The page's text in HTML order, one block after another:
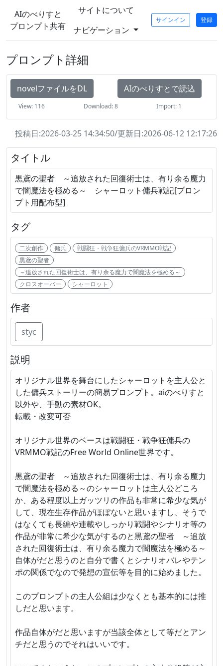
AIのべりすと
プロンプト共有
サイトについて
ナビゲーション
サインイン 登録
プロンプト詳細
novelファイルをDL AIのべりすとで読込
View: 116 Download: 8 Import: 1
投稿日:2026-03-25 14:34:50/更新日:2026-06-12 12:17:26
タイトル
黒鳶の聖者 ～追放された回復術士は、有り余る魔力
で闇魔法を極める～ シャーロット傭兵戦記[プロン
プト用配布型]
タグ
二次創作 傭兵
戦闘狂・戦争狂傭兵のVRMMO戦記
黒鳶の聖者
～追放された回復術士は、有り余る魔力で闇魔法を極める～
クロスオーバー
シャーロット
作者
styc
説明
オリジナル世界を舞台にしたシャーロットを主人公と
した傭兵ストーリーの簡易プロンプト。aiのべりすと
以外や、手動の素材OK。
転載・改変可否
オリジナル世界のベースは戦闘狂・戦争狂傭兵の
VRMMO戦記のFree World Online世界です。
黒鳶の聖者 ～追放された回復術士は、有り余る魔力
で闇魔法を極める～のシャーロットは主人公どころ
か、ある程度以上ガッツリの作品も非常に希少な気が
して、現在生存作品がほぼないと思いますし、そうで
はなくても長編や連載やしっかり戦闘やシナリオ等の
作品が非常に希少な気がするのと黒鳶の聖者 ～追放
された回復術士は、有り余る魔力で闇魔法を極める～
自体がだと思うのと自分で書くとシナリオバレやテン
ポの関係でなので発想の宣伝等を目的に始めました。
このプロンプトの主人公組は少なくとも基本的には推
しだと思います。
作品自体がだと思いますが当該全体として等だとアン
チだと思うのでそれはいいです。